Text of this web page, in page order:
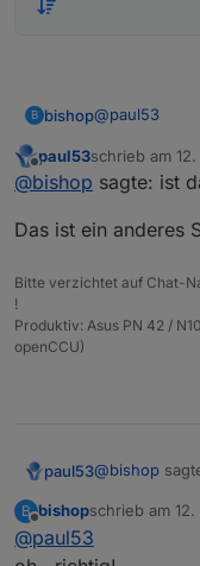
B bishop@paul53
Offline
paul53schrieb am
zuletzt editiert
@bishop sagte: ist
Das ist ein anderes
Bitte verzichtet auf Chat-
!
Produktiv: Asus PN 42 /
openCCU)
paul53@bishop
Das ist ein
B
Offline
bishopschrieb am 12.
zuletzt editiert
@paul53